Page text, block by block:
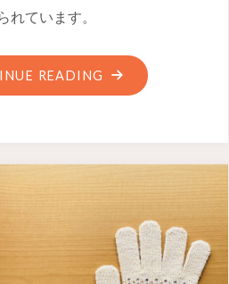
れています。
READING